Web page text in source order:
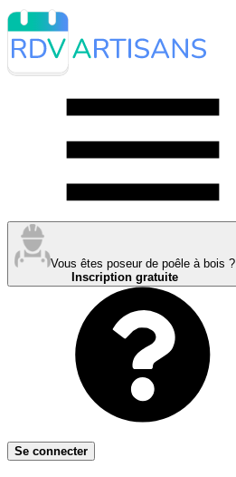
Vous êtes poseur de poêle à bois ?
Inscription gratuite
Se connecter